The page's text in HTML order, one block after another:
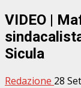
VIDEO |
Sicula
Redazione 28